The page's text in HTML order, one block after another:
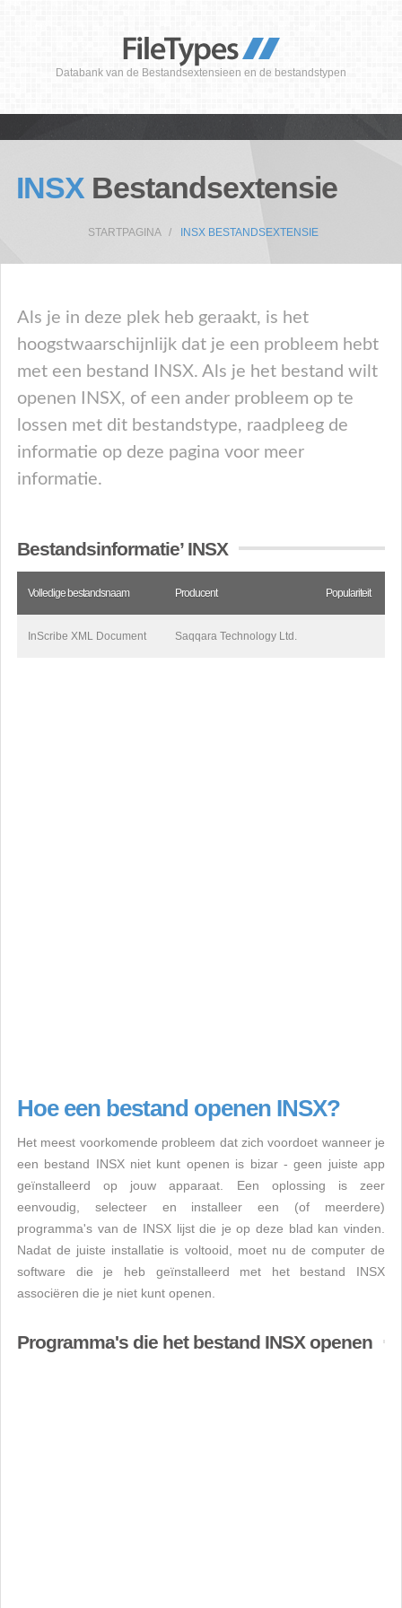
Databank van de Bestandsextensieen en de bestandstypen
INSX Bestandsextensie
STARTPAGINA INSX BESTANDSEXTENSIE
Als je in deze plek heb geraakt, is het
hoogstwaarschijnlijk dat je een probleem hebt
met een bestand INSX. Als je het bestand wilt
openen INSX, of een ander probleem op te
lossen met dit bestandstype, raadpleeg de
informatie op deze pagina voor meer
informatie.
Bestandsinformatie’ INSX
Volledige bestandsnaam Producent Populariteit
InScribe XML Document Saqqara Technology Ltd.
Hoe een bestand openen INSX?
Het meest voorkomende probleem dat zich voordoet wanneer je
een bestand INSX niet kunt openen is bizar - geen juiste app
geïnstalleerd op jouw apparaat. Een oplossing is zeer
eenvoudig, selecteer en installeer een (of meerdere)
programma's van de INSX lijst die je op deze blad kan vinden.
Nadat de juiste installatie is voltooid, moet nu de computer de
software die je heb geïnstalleerd met het bestand INSX
associëren die je niet kunt openen.
Programma's die het bestand INSX openen